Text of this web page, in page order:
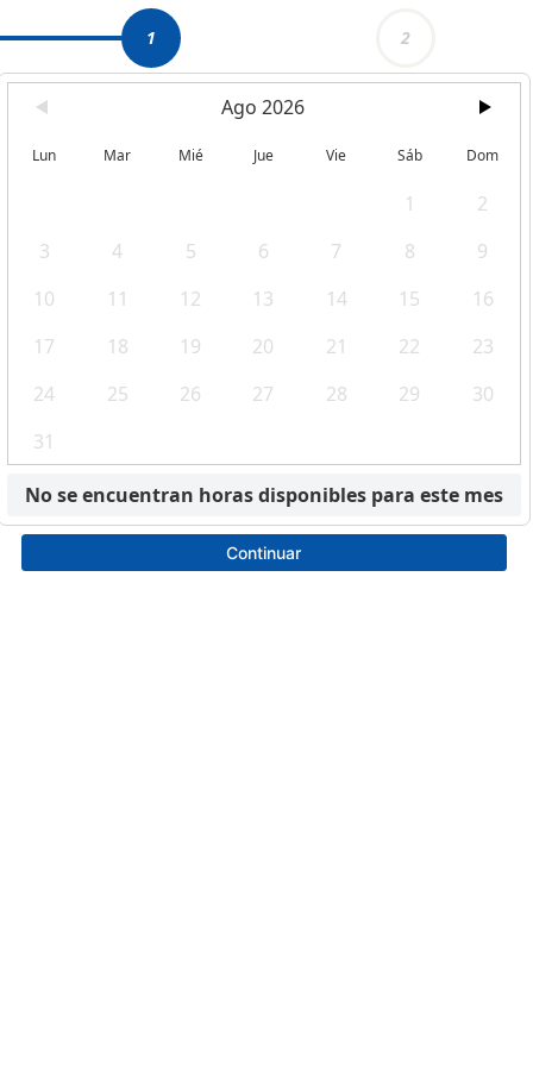
1 2
Ago 2026
Lun Mar Mié Jue Vie Sáb Dom
1
2
3
4 5 6 7 8
9
10
11 12 13 14 15
16
17
18 19 20 21 22
23
24
25 26 27 28 29
30
31
No se encuentran horas disponibles para este mes
Continuar